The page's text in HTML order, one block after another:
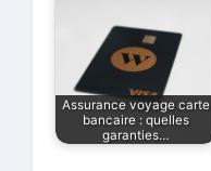
Assurance voyage carte
bancaire : quelles
garanties…